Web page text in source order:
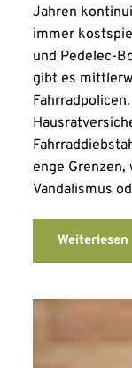
Jahren
immer
und Pedelec-
gibt es
enge Grenzen,
Vandalismus
Weiterlesen